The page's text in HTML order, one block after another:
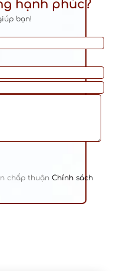
hạnh phúc?
bạn!
chấp thuận Chính sách